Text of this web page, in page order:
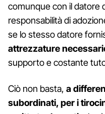
comunque con il datore
responsabilità di
se lo stesso datore
attrezzature
supporto e costante
Ciò non basta, a
subordinati, per i